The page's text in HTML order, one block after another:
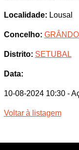
Localidade: Lousal
Concelho:
Distrito: SETUBAL
Data:
10-08-2024 10:30 -
Voltar à listagem